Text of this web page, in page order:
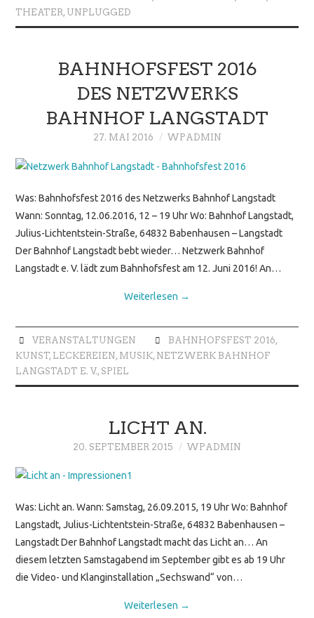
THEATER, UNPLUGGED
BAHNHOFSFEST 2016
DES NETZWERKS
BAHNHOF LANGSTADT
27. MAI 2016 WPADMIN
Was: Bahnhofsfest 2016 des Netzwerks Bahnhof Langstadt
Wann: Sonntag, 12.06.2016, 12 – 19 Uhr Wo: Bahnhof Langstadt,
Julius-Lichtentstein-Straße, 64832 Babenhausen – Langstadt
Der Bahnhof Langstadt bebt wieder… Netzwerk Bahnhof
Langstadt e. V. lädt zum Bahnhofsfest am 12. Juni 2016! An…
Weiterlesen →
VERANSTALTUNGEN BAHNHOFSFEST 2016,
KUNST, LECKEREIEN, MUSIK, NETZWERK BAHNHOF
LANGSTADT E. V., SPIEL
LICHT AN.
20. SEPTEMBER 2015 WPADMIN
Was: Licht an. Wann: Samstag, 26.09.2015, 19 Uhr Wo: Bahnhof
Langstadt, Julius-Lichtentstein-Straße, 64832 Babenhausen –
Langstadt Der Bahnhof Langstadt macht das Licht an… An
diesem letzten Samstagabend im September gibt es ab 19 Uhr
die Video- und Klanginstallation „Sechswand“ von…
Weiterlesen →